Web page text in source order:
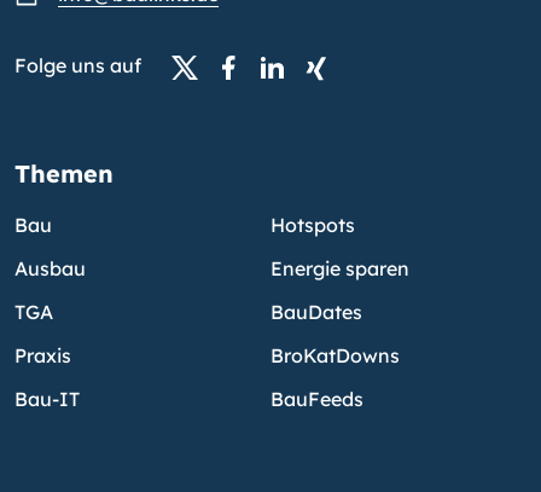
Folge uns auf
Themen
Bau
Ausbau
TGA
Praxis
Bau-IT
Hotspots
Energie sparen
BauDates
BroKatDowns
BauFeeds